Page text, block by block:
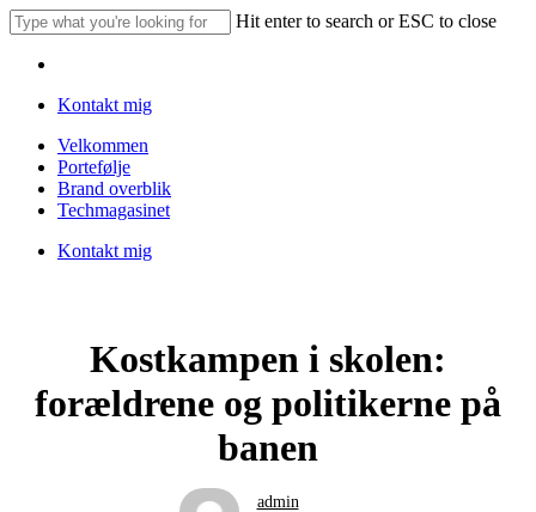
Skip
to
main
Hit enter to search or ESC to close
Search
Kontakt mig
Menu
Velkommen
Portefølje
Brand overblik
Techmagasinet
Kontakt mig
Kostkampen i skolen:
forældrene og politikerne på
banen
admin